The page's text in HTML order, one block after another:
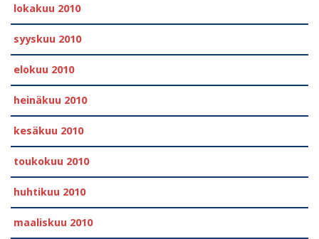
lokakuu 2010
syyskuu 2010
elokuu 2010
heinäkuu 2010
kesäkuu 2010
toukokuu 2010
huhtikuu 2010
maaliskuu 2010